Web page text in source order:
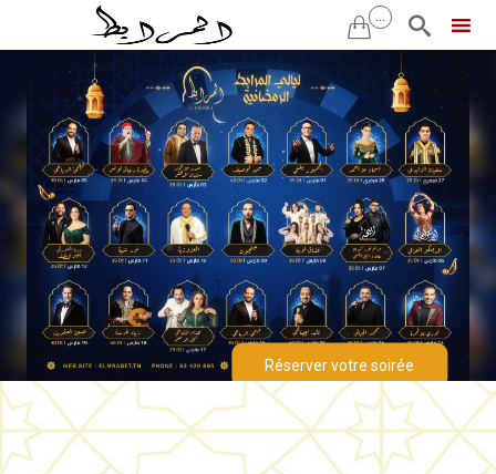
 ... 
Skip
to
content
Réserver votre soirée